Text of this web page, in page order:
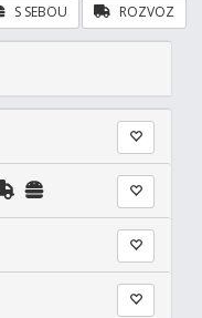
ROZVOZ
S SEBOU